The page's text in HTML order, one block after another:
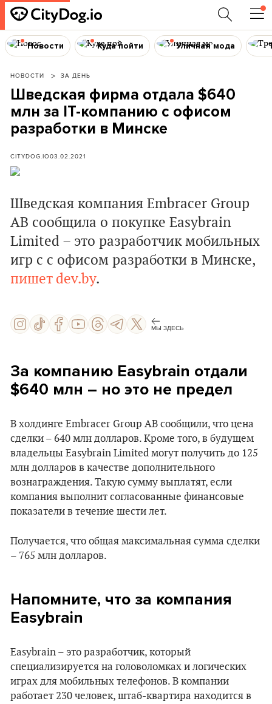
Новости Куда пойти Уличная мода
НОВОСТИ ЗА ДЕНЬ
Шведская фирма отдала $640
млн за ІТ-компанию с офисом
разработки в Минске
CITYDOG.IO03.02.2021
Шведская компания Embracer Group
AB сообщила о покупке Easybrain
Limited – это разработчик мобильных
игр с с офисом разработки в Минске,
пишет dev.by.
МЫ ЗДЕСЬ
За компанию Easybrain отдали
$640 млн – но это не предел
В холдинге Embracer Group AB сообщили, что цена
сделки – 640 млн долларов. Кроме того, в будущем
владельцы Easybrain Limited могут получить до 125
млн долларов в качестве дополнительного
вознаграждения. Такую сумму выплатят, если
компания выполнит согласованные финансовые
показатели в течение шести лет.
Получается, что общая максимальная сумма сделки
– 765 млн долларов.
Напомните, что за компания
Easybrain
Easybrain – это разработчик, который
специализируется на головоломках и логических
играх для мобильных телефонов. В компании
работает 230 человек, штаб-квартира находится в